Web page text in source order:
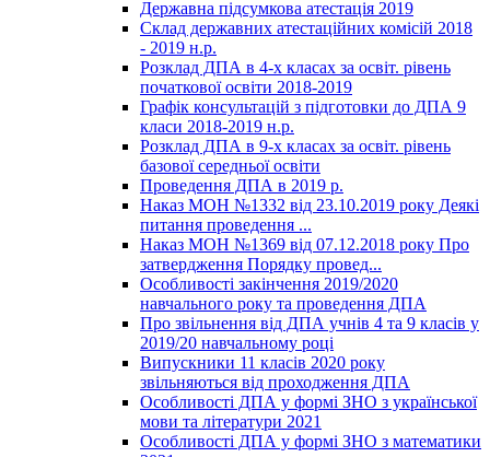
Державна підсумкова атестація 2019
Склад державних атестаційних комісій 2018
- 2019 н.р.
Розклад ДПА в 4-х класах за освіт. рівень
початкової освіти 2018-2019
Графік консультацій з підготовки до ДПА 9
класи 2018-2019 н.р.
Розклад ДПА в 9-х класах за освіт. рівень
базової середньої освіти
Проведення ДПА в 2019 р.
Наказ МОН №1332 від 23.10.2019 року Деякі
питання проведення ...
Наказ МОН №1369 від 07.12.2018 року Про
затвердження Порядку провед...
Особливості закінчення 2019/2020
навчального року та проведення ДПА
Про звільнення від ДПА учнів 4 та 9 класів у
2019/20 навчальному році
Випускники 11 класів 2020 року
звільняються від проходження ДПА
Особливості ДПА у формі ЗНО з української
мови та літератури 2021
Особливості ДПА у формі ЗНО з математики